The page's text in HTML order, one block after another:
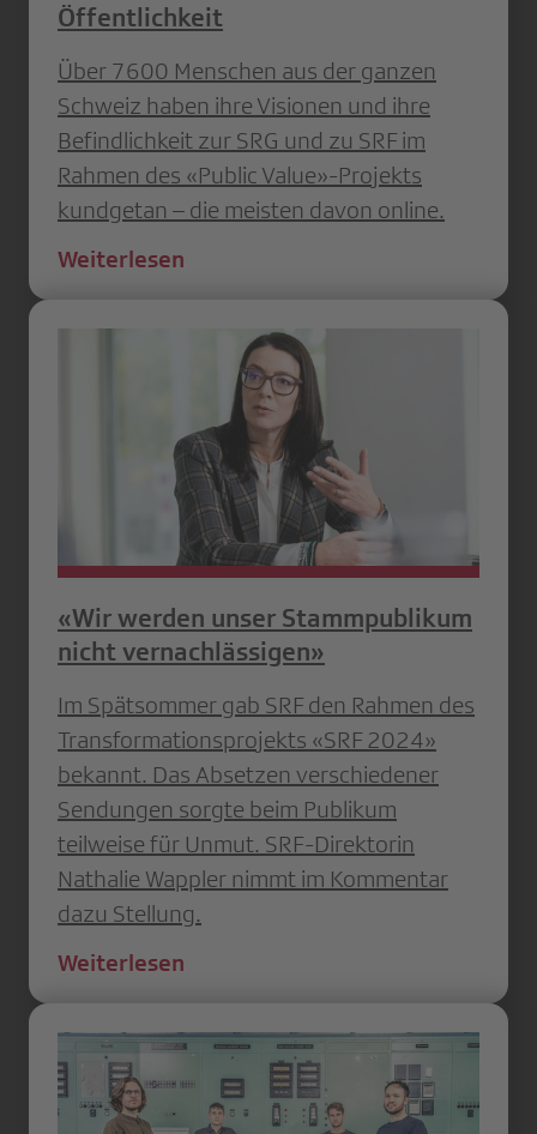
Öffentlichkeit
Über 7600 Menschen aus der ganzen
Schweiz haben ihre Visionen und ihre
Befindlichkeit zur SRG und zu SRF im
Rahmen des «Public Value»-Projekts
kundgetan – die meisten davon online.
Weiterlesen
«Wir werden unser Stammpublikum
nicht vernachlässigen»
Im Spätsommer gab SRF den Rahmen des
Transformationsprojekts «SRF 2024»
bekannt. Das Absetzen verschiedener
Sendungen sorgte beim Publikum
teilweise für Unmut. SRF-Direktorin
Nathalie Wappler nimmt im Kommentar
dazu Stellung.
Weiterlesen